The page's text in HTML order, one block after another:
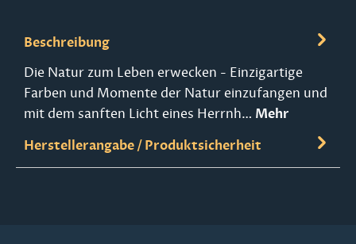
Beschreibung
Die Natur zum Leben erwecken - Einzigartige
Farben und Momente der Natur einzufangen und
mit dem sanften Licht eines Herrnh… Mehr
Herstellerangabe / Produktsicherheit